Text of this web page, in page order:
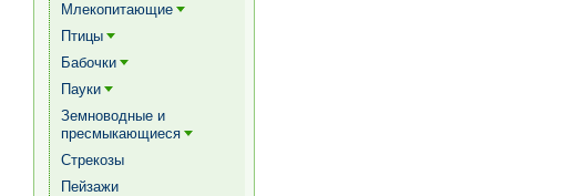
Млекопитающие
Птицы
Бабочки
Пауки
Земноводные и
пресмыкающиеся
Стрекозы
Пейзажи